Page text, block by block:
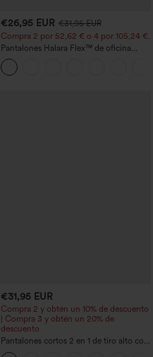
€26,95 EUR €31,95 EUR
Compra 2 por 52,62 € o 4 por 105,24 €.
Pantalones Halara Flex™ de oficina
anchos plisados de tiro alto con bolsillos
en tela tipo gofre
+15
€31,95 EUR
Compra 2 y obtén un 10% de descuento
| Compra 3 y obtén un 20% de
descuento
Pantalones cortos 2 en 1 de tiro alto con
bolsillo interior y trasero